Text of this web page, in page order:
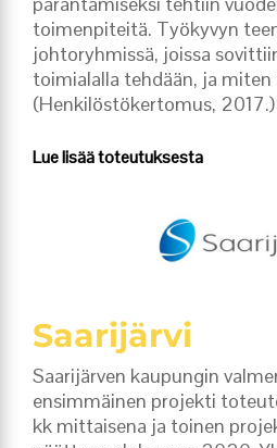
toimenpiteitä. Työkyvyn
johtoryhmissä, joissa
toimialalla tehdään, ja
(Henkilöstökertomus, 2017.)
Lue lisää toteutuksesta
Saarijärvi
Saarijärven kaupungin
ensimmäinen projekti
kk mittaisena ja toinen